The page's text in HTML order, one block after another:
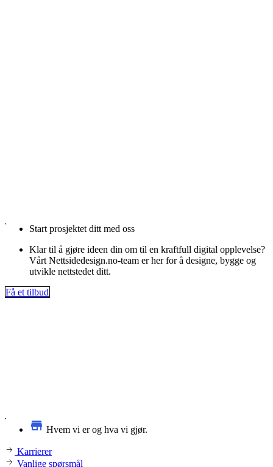
Start prosjektet ditt med oss
Klar til å gjøre ideen din om til en kraftfull digital opplevelse?
Vårt Nettsidedesign.no-team er her for å designe, bygge og
utvikle nettstedet ditt.
Få et tilbud
Hvem vi er og hva vi gjør.
Karrierer
Vanlige spørsmål